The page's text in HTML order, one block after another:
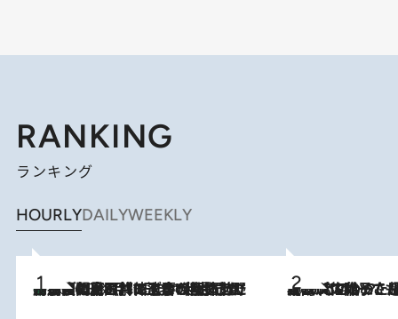
RANKING
ランキング
HOURLYDAILYWEEKLY
2026.8.8
「最後に見られてよかった」上野動物園の東園パンダ舎が解体前に特別公開。8月16日まで延長されたパネル展と共に辿る“半世紀”のパンダ飼育《解体工事の図面あり》 2026.8.5
【阿川佐和子さんの年とる力】なぜ70代で始めた趣味は“こんなに楽しい”のか？ ピアノ、俳句…スランプに陥っても続けられる“ある秘訣”とは